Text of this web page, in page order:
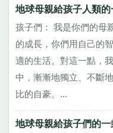
地球母親給孩子人類
孩子們： 我是你們的
的成長，你們用自己的
適的生活。對這一點，
中，漸漸地獨立、不斷
比的自豪。...
地球母親給孩子們的